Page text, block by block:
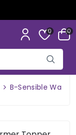
0 0
B-Sensible